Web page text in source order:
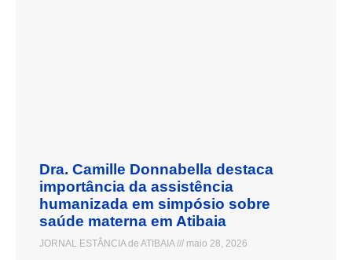
Dra. Camille Donnabella destaca
importância da assistência
humanizada em simpósio sobre
saúde materna em Atibaia
JORNAL ESTÂNCIA de ATIBAIA maio 28, 2026